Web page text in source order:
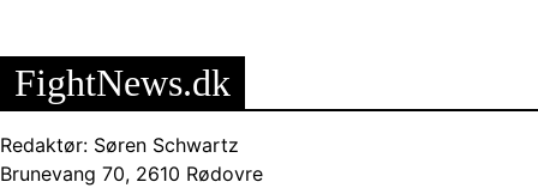
FightNews.dk
Redaktør: Søren Schwartz
Brunevang 70, 2610 Rødovre